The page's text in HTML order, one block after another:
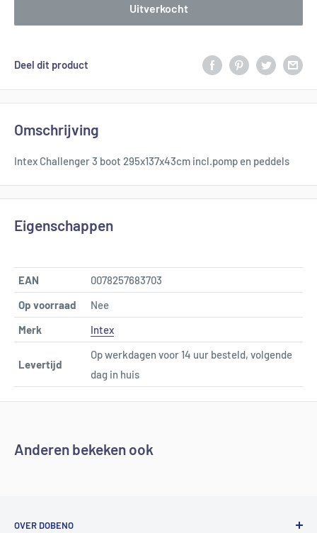
Uitverkocht
Deel dit product
Omschrijving
Intex Challenger 3 boot 295x137x43cm incl.pomp en peddels
Eigenschappen
EAN
0078257683703
Op voorraad
Nee
Merk
Intex
Levertijd
Op werkdagen voor 14 uur besteld, volgende
dag in huis
Anderen bekeken ook
OVER DOBENO